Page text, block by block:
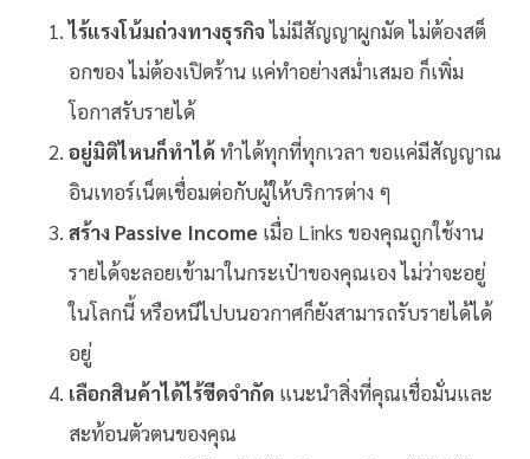
ไร้แรงโน้มถ่วงทางธุรกิจไม่มีสัญญาผูกมัด ไม่ต้องสต็
อกของ ไม่ต้องเปิดร้าน แค่ทำอย่างสม่ำเสมอ ก็เพิ่ม
โอกาสรับรายได้
อยู่มิติไหนก็ทำได้ ทำได้ทุกที่ทุกเวลา ขอแค่มีสัญญาณ
อินเทอร์เน็ตเชื่อมต่อกับผู้ให้บริการต่าง ๆ
สร้าง Passive Income เมื่อ Links ของคุณถูกใช้งาน
รายได้จะลอยเข้ามาในกระเป๋าของคุณเอง ไม่ว่าจะอยู่
ในโลกนี้ หรือหนีไปบนอวกาศก็ยังสามารถรับรายได้ได้
อยู่
เลือกสินค้าได้ไร้ขีดจำกัด แนะนำสิ่งที่คุณเชื่อมั่นและ
สะท้อนตัวตนของคุณ